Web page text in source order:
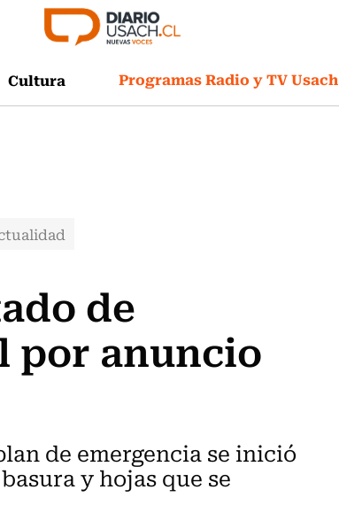
Cultura Programas Radio y TV Usach
de
por anuncio
de emergencia se inició
y hojas que se